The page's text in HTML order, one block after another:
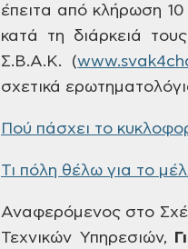
έπειτα από κλήρωση
κατά τη διάρκειά
Σ.Β.Α.Κ. (
σχετικά
Πού πάσχει το
Τι πόλη θέλω για το
Αναφερόμενος στο
Τεχνικών Υπηρεσιών,